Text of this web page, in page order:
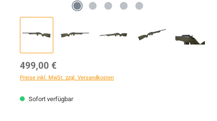
Regulärer Preis:
499,00 €
Preise inkl. MwSt. zzgl. Versandkosten
Sofort verfügbar